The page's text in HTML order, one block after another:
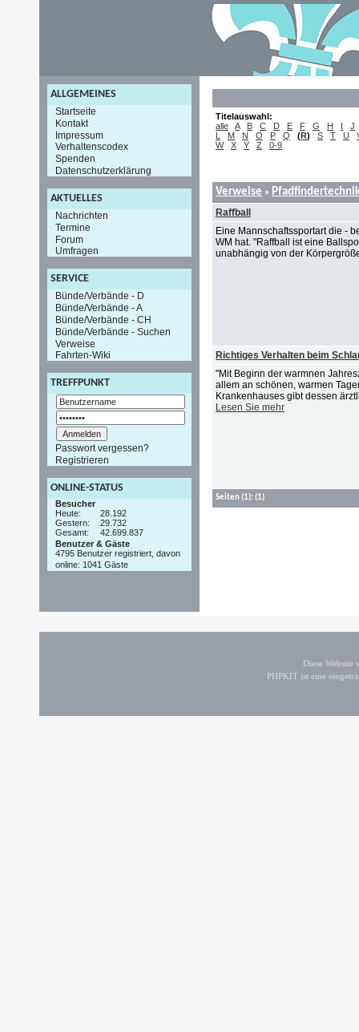
ALLGEMEINES
Startseite
Kontakt
Impressum
Verhaltenscodex
Spenden
Datenschutzerklärung
AKTUELLES
Nachrichten
Termine
Forum
Umfragen
SERVICE
Bünde/Verbände - D
Bünde/Verbände - A
Bünde/Verbände - CH
Bünde/Verbände - Suchen
Verweise
Fahrten-Wiki
TREFFPUNKT
Passwort vergessen?
Registrieren
ONLINE-STATUS
Besucher
Heute:
28.192
Gestern:
29.732
Gesamt:
42.699.837
Benutzer & Gäste
4795 Benutzer registriert, davon
online: 1041 Gäste
Titelauswahl:
alle
A B C D E F G H I
J
L
M N O P Q (R) S T U
W
X Y Z 0-9
Verweise »
Raffball
Eine Mannschaftssportart die -
WM hat. "Raffball ist eine
unabhängig von der
Richtiges Verhalten beim
"Mit Beginn der warmnen
allem an schönen, warmen
Krankenhauses gibt dessen
Lesen Sie mehr
Seiten(1): (1)
Diese
PHPKIT ist eine